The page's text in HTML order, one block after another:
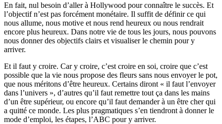
En fait, nul besoin d’aller à Hollywood pour connaître le succès. Et
l’objectif n’est pas forcément monétaire. Il suffit de définir ce qui
nous allume, nous motive et nous rend heureux ou nous rendrait
encore plus heureux. Dans notre vie de tous les jours, nous pouvons
nous donner des objectifs clairs et visualiser le chemin pour y
arriver.
Et il faut y croire. Car y croire, c’est croire en soi, croire que c’est
possible que la vie nous propose des fleurs sans nous envoyer le pot,
que nous méritons d’être heureux. Certains diront « il faut l’envoyer
dans l’univers », d’autres qu’il faut remettre tout ça dans les mains
d’un être supérieur, ou encore qu’il faut demander à un être cher qui
a quitté ce monde. Les plus pragmatiques s’en tiendront à donner le
mode d’emploi, les étapes, l’ABC pour y arriver.